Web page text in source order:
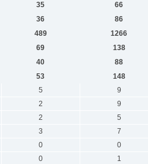
35 66
36 86
489 1266
69 138
40 88
53 148
5 9
2 9
2 5
3 7
0 0
0 1